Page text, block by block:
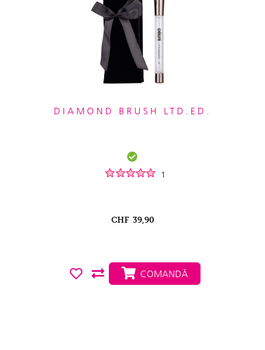
DIAMOND BRUSH LTD.ED.
1
CHF 39,90
COMANDĂ